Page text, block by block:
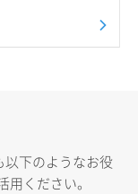
下のようなお役
ください。